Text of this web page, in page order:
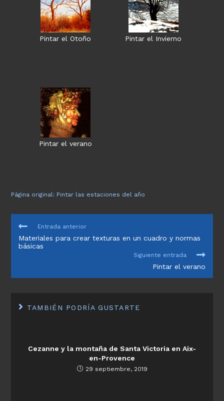
Pintar el Otoño Pintar el Invierno
Pintar el verano
Página original: Pintar las estaciones del año
LEER
ARTÍCULOS
Entrada anterior
Materiales para crear texturas en un cuadro y normas
básicas
Siguiente entrada
Pintar el verano
TAMBIÉN PODRÍA GUSTARTE
Cezanne y la montaña de Santa Victoria en Aix-
en-Provence
29 septiembre, 2019